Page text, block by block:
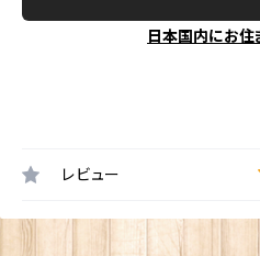
日本国内にお住
レビュー